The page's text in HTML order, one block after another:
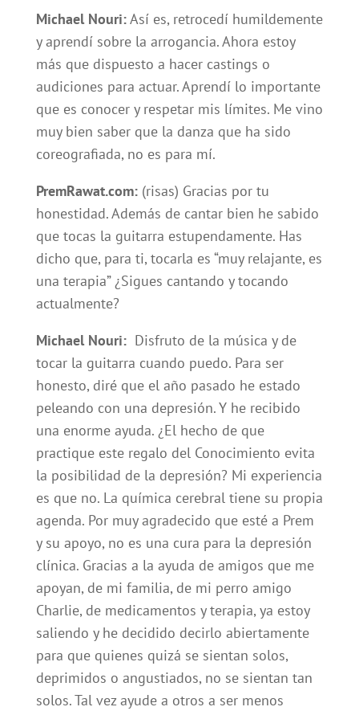
Michael Nouri:Así es, retrocedí humildemente
y aprendí sobre la arrogancia. Ahora estoy
más que dispuesto a hacer castings o
audiciones para actuar. Aprendí lo importante
que es conocer y respetar mis límites. Me vino
muy bien saber que la danza que ha sido
coreografiada, no es para mí.
PremRawat.com:(risas) Gracias por tu
honestidad. Además de cantar bien he sabido
que tocas la guitarra estupendamente. Has
dicho que, para ti, tocarla es “muy relajante, es
una terapia” ¿Sigues cantando y tocando
actualmente?
Michael Nouri:Disfruto de la música y de
tocar la guitarra cuando puedo. Para ser
honesto, diré que el año pasado he estado
peleando con una depresión. Y he recibido
una enorme ayuda. ¿El hecho de que
practique este regalo del Conocimiento evita
la posibilidad de la depresión? Mi experiencia
es que no. La química cerebral tiene su propia
agenda. Por muy agradecido que esté a Prem
y su apoyo, no es una cura para la depresión
clínica. Gracias a la ayuda de amigos que me
apoyan, de mi familia, de mi perro amigo
Charlie, de medicamentos y terapia, ya estoy
saliendo y he decidido decirlo abiertamente
para que quienes quizá se sientan solos,
deprimidos o angustiados, no se sientan tan
solos. Tal vez ayude a otros a ser menos